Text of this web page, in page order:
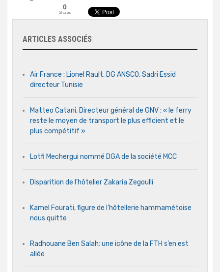
0
Shares
ARTICLES ASSOCIÉS
Air France : Lionel Rault, DG ANSCO, Sadri Essid
directeur Tunisie
Matteo Catani, Directeur général de GNV : « le ferry
reste le moyen de transport le plus efficient et le
plus compétitif »
Lotfi Mechergui nommé DGA de la société MCC
Disparition de l’hôtelier Zakaria Zegoulli
Kamel Fourati, figure de l’hôtellerie hammamétoise
nous quitte
Radhouane Ben Salah: une icône de la FTH s’en est
allée